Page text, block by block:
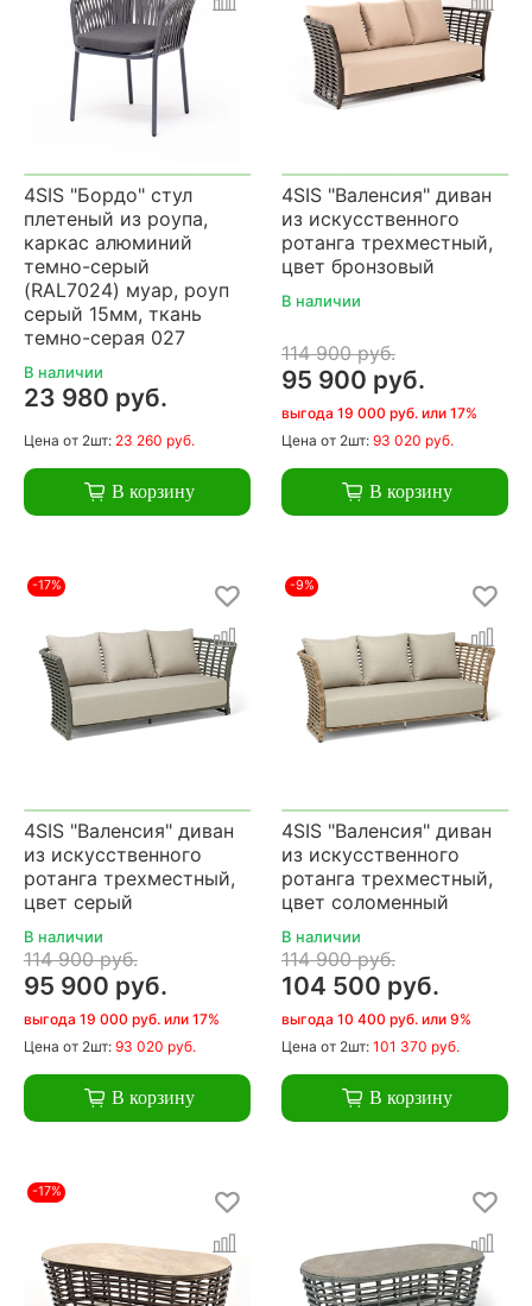
4SIS "Бордо" стул
плетеный из роупа,
каркас алюминий
темно-серый
(RAL7024) муар, роуп
серый 15мм, ткань
темно-серая 027
В наличии
23 980 руб.
Цена от 2шт: 23 260 руб.
В корзину
4SIS "Валенсия" диван
из искусственного
ротанга трехместный,
цвет бронзовый
В наличии
114 900 руб.
95 900 руб.
выгода 19 000 руб. или 17%
Цена от 2шт: 93 020 руб.
В корзину
-17%
4SIS "Валенсия" диван
из искусственного
ротанга трехместный,
цвет серый
В наличии
114 900 руб.
95 900 руб.
выгода 19 000 руб. или 17%
Цена от 2шт: 93 020 руб.
В корзину
-9%
4SIS "Валенсия" диван
из искусственного
ротанга трехместный,
цвет соломенный
В наличии
114 900 руб.
104 500 руб.
выгода 10 400 руб. или 9%
Цена от 2шт: 101 370 руб.
В корзину
-17%